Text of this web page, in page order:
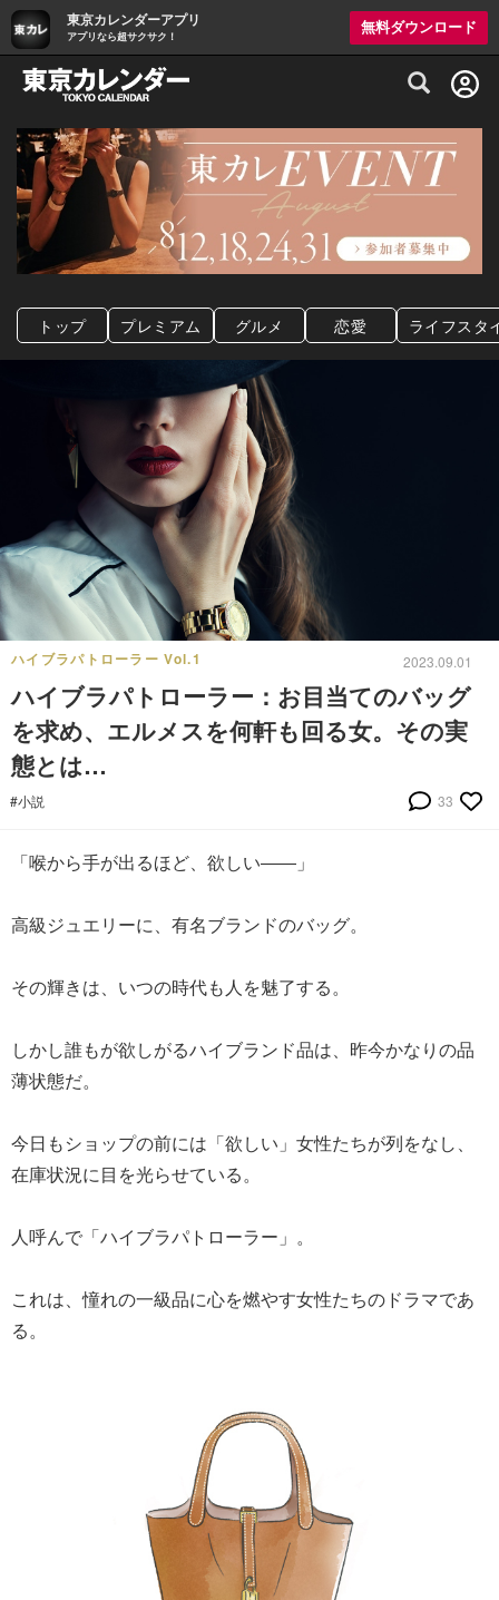
東京カレンダーアプリ
アプリなら超サクサク！
無料ダウンロード
グルメ情報・プレミアムレストラン予約
トップ プレミアム グルメ 恋愛 ライフスタ
ハイブラパトローラー Vol.1 2023.09.01
ハイブラパトローラー：お目当てのバッグ
を求め、エルメスを何軒も回る女。その実
態とは…
#小説 33
「喉から手が出るほど、欲しい――」
高級ジュエリーに、有名ブランドのバッグ。
その輝きは、いつの時代も人を魅了する。
しかし誰もが欲しがるハイブランド品は、昨今かなりの品
薄状態だ。
今日もショップの前には「欲しい」女性たちが列をなし、
在庫状況に目を光らせている。
人呼んで「ハイブラパトローラー」。
これは、憧れの一級品に心を燃やす女性たちのドラマであ
る。